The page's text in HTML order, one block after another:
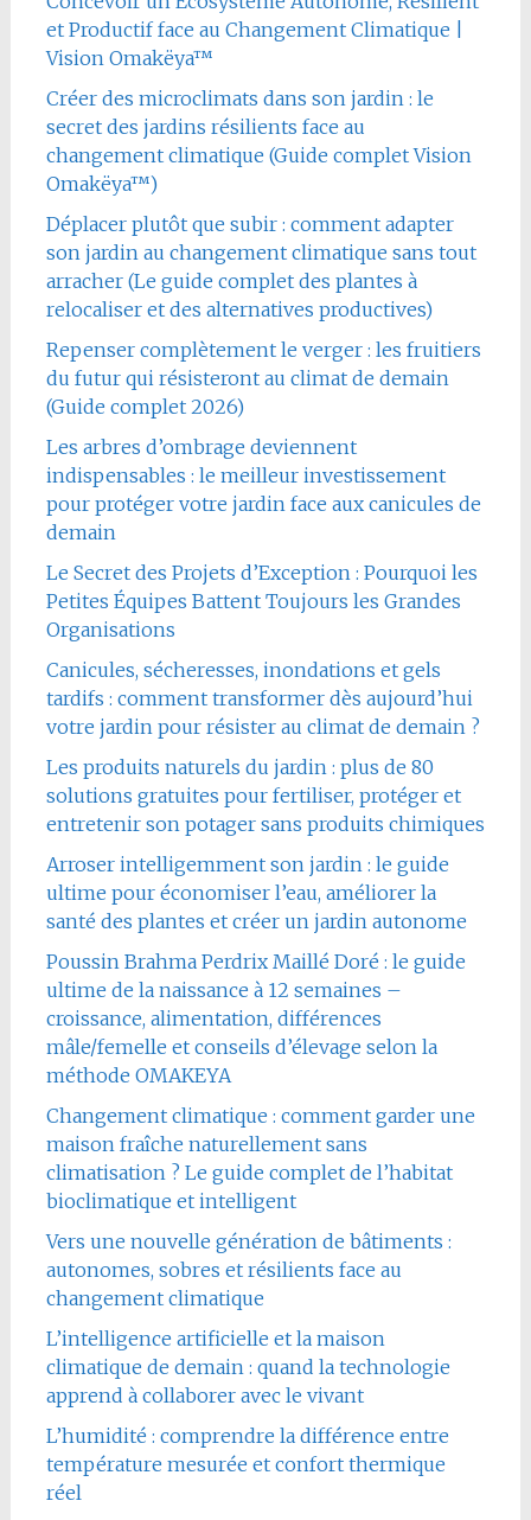
et Productif face au Changement Climatique |
Vision Omakëya™
Créer des microclimats dans son jardin : le
secret des jardins résilients face au
changement climatique (Guide complet Vision
Omakëya™)
Déplacer plutôt que subir : comment adapter
son jardin au changement climatique sans tout
arracher (Le guide complet des plantes à
relocaliser et des alternatives productives)
Repenser complètement le verger : les fruitiers
du futur qui résisteront au climat de demain
(Guide complet 2026)
Les arbres d’ombrage deviennent
indispensables : le meilleur investissement
pour protéger votre jardin face aux canicules de
demain
Le Secret des Projets d’Exception : Pourquoi les
Petites Équipes Battent Toujours les Grandes
Organisations
Canicules, sécheresses, inondations et gels
tardifs : comment transformer dès aujourd’hui
votre jardin pour résister au climat de demain ?
Les produits naturels du jardin : plus de 80
solutions gratuites pour fertiliser, protéger et
entretenir son potager sans produits chimiques
Arroser intelligemment son jardin : le guide
ultime pour économiser l’eau, améliorer la
santé des plantes et créer un jardin autonome
Poussin Brahma Perdrix Maillé Doré : le guide
ultime de la naissance à 12 semaines –
croissance, alimentation, différences
mâle/femelle et conseils d’élevage selon la
méthode OMAKEYA
Changement climatique : comment garder une
maison fraîche naturellement sans
climatisation ? Le guide complet de l’habitat
bioclimatique et intelligent
Vers une nouvelle génération de bâtiments :
autonomes, sobres et résilients face au
changement climatique
L’intelligence artificielle et la maison
climatique de demain : quand la technologie
apprend à collaborer avec le vivant
L’humidité : comprendre la différence entre
température mesurée et confort thermique
réel